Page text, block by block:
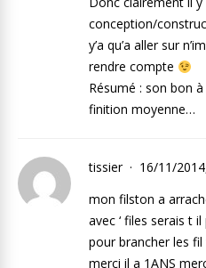
conception/
y’a qu’a aller sur
rendre compte
Résumé : son bon
finition moyenne…
tissier
16/11/
mon filston a
avec ‘ files serais t
pour brancher les
merci il a 1ANS